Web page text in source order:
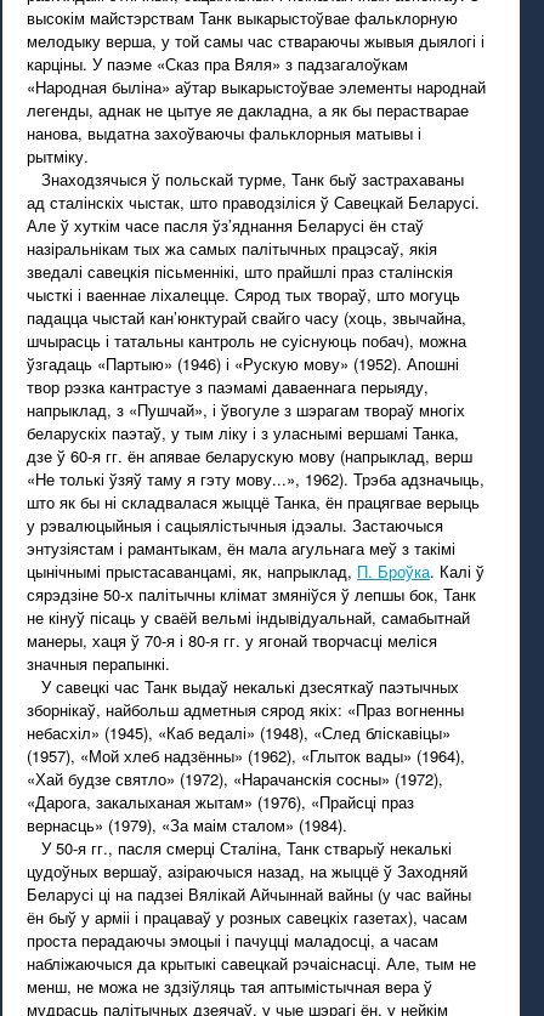
высокім майстэрствам Танк выкарыстоўвае фальклорную
мелодыку верша, у той самы час ствараючы жывыя дыялогі і
карціны. У паэме «Сказ пра Вяля» з падзагалоўкам
«Народная быліна» аўтар выкарыстоўвае элементы народнай
легенды, аднак не цытуе яе дакладна, а як бы перастварае
нанова, выдатна захоўваючы фальклорныя матывы і
рытміку.
Знаходзячыся ў польскай турме, Танк быў застрахаваны
ад сталінскіх чыстак, што праводзіліся ў Савецкай Беларусі.
Але ў хуткім часе пасля ўз’яднання Беларусі ён стаў
назіральнікам тых жа самых палітычных працэсаў, якія
зведалі савецкія пісьменнікі, што прайшлі праз сталінскія
чысткі і ваеннае ліхалецце. Сярод тых твораў, што могуць
падацца чыстай кан’юнктурай свайго часу (хоць, звычайна,
шчырасць і татальны кантроль не суіснуюць побач), можна
ўзгадаць «Партыю» (1946) і «Рускую мову» (1952). Апошні
твор рэзка кантрастуе з паэмамі даваеннага перыяду,
напрыклад, з «Пушчай», і ўвогуле з шэрагам твораў многіх
беларускіх паэтаў, у тым ліку і з уласнымі вершамі Танка,
дзе ў 60-я гг. ён апявае беларускую мову (напрыклад, верш
«Не толькі ўзяў таму я гэту мову...», 1962). Трэба адзначыць,
што як бы ні складвалася жыццё Танка, ён працягвае верыць
у рэвалюцыйныя і сацыялістычныя ідэалы. Застаючыся
энтузіястам і рамантыкам, ён мала агульнага меў з такімі
цынічнымі прыстасаванцамі, як, напрыклад, П. Броўка. Калі ў
сярэдзіне 50-х палітычны клімат змяніўся ў лепшы бок, Танк
не кінуў пісаць у сваёй вельмі індывідуальнай, самабытнай
манеры, хаця ў 70-я і 80-я гг. у ягонай творчасці меліся
значныя перапынкі.
У савецкі час Танк выдаў некалькі дзесяткаў паэтычных
зборнікаў, найбольш адметныя сярод якіх: «Праз вогненны
небасхіл» (1945), «Каб ведалі» (1948), «След бліскавіцы»
(1957), «Мой хлеб надзённы» (1962), «Глыток вады» (1964),
«Хай будзе святло» (1972), «Нарачанскія сосны» (1972),
«Дарога, закалыханая жытам» (1976), «Прайсці праз
вернасць» (1979), «За маім сталом» (1984).
У 50-я гг., пасля смерці Сталіна, Танк стварыў некалькі
цудоўных вершаў, азіраючыся назад, на жыццё ў Заходняй
Беларусі ці на падзеі Вялікай Айчыннай вайны (у час вайны
ён быў у арміі і працаваў у розных савецкіх газетах), часам
проста перадаючы эмоцыі і пачуцці маладосці, а часам
набліжаючыся да крытыкі савецкай рэчаіснасці. Але, тым не
менш, не можа не здзіўляць тая аптымістычная вера ў
мудрасць палітычных дзеячаў, у чые шэрагі ён, у нейкім